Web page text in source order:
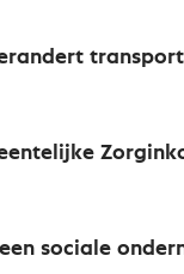
sociale